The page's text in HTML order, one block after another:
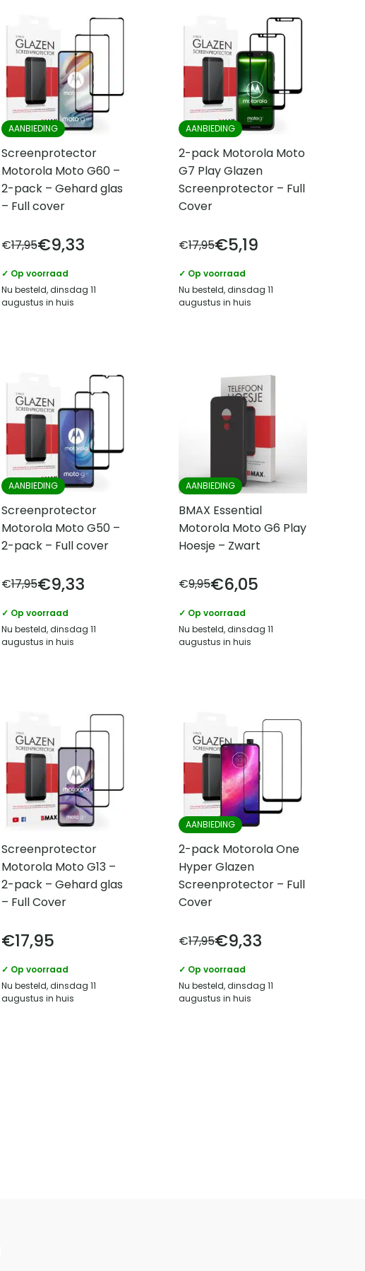
AANBIEDING
Screenprotector
Motorola Moto G60 –
2-pack – Gehard glas
– Full cover
€17,95€9,33
✓ Op voorraad
Nu besteld, dinsdag 11
augustus in huis
AANBIEDING
2-pack Motorola Moto
G7 Play Glazen
Screenprotector – Full
Cover
€17,95€5,19
✓ Op voorraad
Nu besteld, dinsdag 11
augustus in huis
AANBIEDING
Screenprotector
Motorola Moto G50 –
2-pack – Full cover
€17,95€9,33
✓ Op voorraad
Nu besteld, dinsdag 11
augustus in huis
AANBIEDING
BMAX Essential
Motorola Moto G6 Play
Hoesje – Zwart
€9,95€6,05
✓ Op voorraad
Nu besteld, dinsdag 11
augustus in huis
Screenprotector
Motorola Moto G13 –
2-pack – Gehard glas
– Full Cover
€17,95
✓ Op voorraad
Nu besteld, dinsdag 11
augustus in huis
AANBIEDING
2-pack Motorola One
Hyper Glazen
Screenprotector – Full
Cover
€17,95€9,33
✓ Op voorraad
Nu besteld, dinsdag 11
augustus in huis